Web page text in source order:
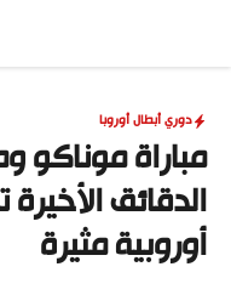
المحتوى
دوري أبطال أوروبا
مباراة موناكو
الدقائق
أوروبية مثيرة